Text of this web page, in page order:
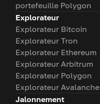
portefeuille Polygon
Explorateur
Explorateur Bitcoin
Explorateur Tron
Explorateur Ethereum
Explorateur Arbitrum
Explorateur Polygon
Explorateur Avalanche
Jalonnement